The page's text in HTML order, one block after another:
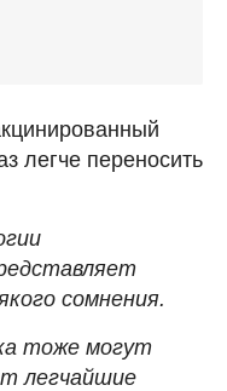
легче переносить
сомнения.
тоже могут
легчайшие